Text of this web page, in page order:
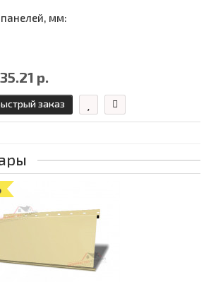
мм:
р.
заказ